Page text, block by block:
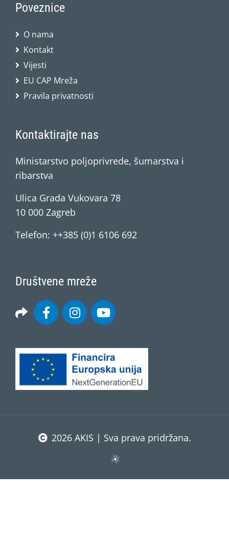
Poveznice
O nama
Kontakt
Vijesti
EU CAP Mreža
Pravila privatnosti
Kontaktirajte nas
Ministarstvo poljoprivrede, šumarstva i
ribarstva
Ulica Grada Vukovara 78
10 000 Zagreb
Telefon: ++385 (0)1 6106 692
Društvene mreže
2026 AKIS | Sva prava pridržana.